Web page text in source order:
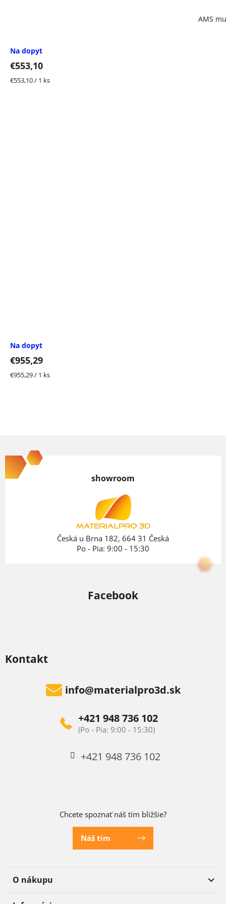
AMS
Na dopyt
€553,10
Jednotková
€553,10 / 1 ks
Na dopyt
€955,29
Jednotková
€955,29 / 1 ks
á
p
Kontakt
info@materialpro3d.sk
+421 948 736 102
+421 948 736 102
Chcete spoznať náš tím bližšie?
Náš tím
O nákupu
showroom
Česká u Brna 182, 664 31 Česká
Po - Pia: 9:00 - 15:30
Facebook